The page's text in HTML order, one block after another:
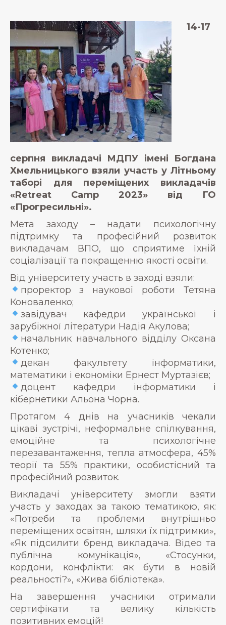
14-17
серпня викладачі МДПУ імені Богдана
Хмельницького взяли участь у Літньому
таборі для переміщених викладачів
«Retreat Camp 2023» від ГО
«Прогресильні».
Мета заходу – надати психологічну
підтримку та професійний розвиток
викладачам ВПО, що сприятиме їхній
соціалізації та покращенню якості освіти.
Від університету участь в заході взяли:
проректор з наукової роботи Тетяна
Коноваленко;
завідувач кафедри української і
зарубіжної літератури Надія Акулова;
начальник навчального відділу Оксана
Котенко;
декан факультету інформатики,
математики і економіки Ернест Муртазієв;
доцент кафедри інформатики і
кібернетики Альона Чорна.
Протягом 4 днів на учасників чекали
цікаві зустрічі, неформальне спілкування,
емоційне та психологічне
перезавантаження, тепла атмосфера, 45%
теорії та 55% практики, особистісний та
професійний розвиток.
Викладачі університету змогли взяти
участь у заходах за такою тематикою, як:
«Потреби та проблеми внутрішньо
переміщених освітян, шляхи їх підтримки»,
«Як підсилити бренд викладача. Відео та
публічна комунікація», «Стосунки,
кордони, конфлікти: як бути в новій
реальності?», «Жива бібліотека».
На завершення учасники отримали
сертифікати та велику кількість
позитивних емоцій!